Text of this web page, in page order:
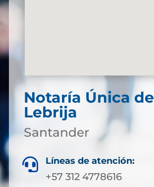
Notaría Única de
Lebrija
Santander
 Líneas de atención:
+57 312 4778616